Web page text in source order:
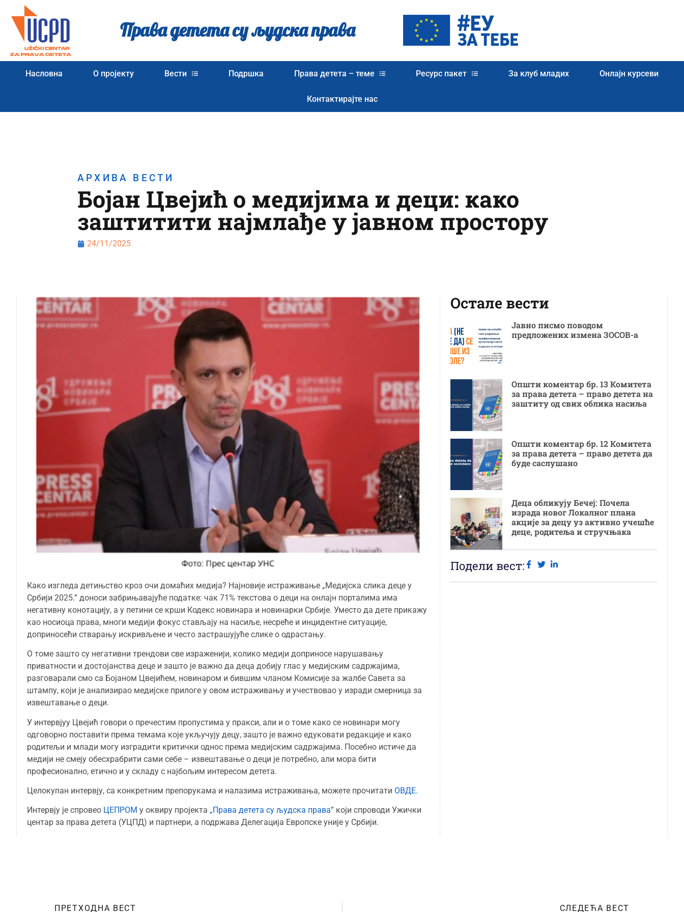
Права детета су људска права
Насловна О пројекту Вести Подршка Права детета – теме Ресурс пакет За клуб младих Онлајн курсеви
Контактирајте нас
АРХИВА ВЕСТИ
Бојан Цвејић о медијима и деци: како
заштитити најмлађе у јавном простору
24/11/2025
Како изгледа детињство кроз очи домаћих медија? Најновије истраживање „Медијска слика деце у
Србији 2025.” доноси забрињавајуће податке: чак 71% текстова о деци на онлајн порталима има
негативну конотацију, а у петини се крши Кодекс новинара и новинарки Србије. Уместо да дете прикажу
као носиоца права, многи медији фокус стављају на насиље, несреће и инцидентне ситуације,
доприносећи стварању искривљене и често застрашујуће слике о одрастању.
О томе зашто су негативни трендови све израженији, колико медији доприносе нарушавању
приватности и достојанства деце и зашто је важно да деца добију глас у медијским садржајима,
разговарали смо са Бојаном Цвејићем, новинаром и бившим чланом Комисије за жалбе Савета за
штампу, који је анализирао медијске прилоге у овом истраживању и учествовао у изради смерница за
извештавање о деци.
У интервјуу Цвејић говори о пречестим пропустима у пракси, али и о томе како се новинари могу
одговорно поставити према темама које укључују децу, зашто је важно едуковати редакције и како
родитељи и млади могу изградити критички однос према медијским садржајима. Посебно истиче да
медији не смеју обесхрабрити сами себе – извештавање о деци је потребно, али мора бити
професионално, етично и у складу с најбољим интересом детета.
Целокупан интервју, са конкретним препорукама и налазима истраживања, можете прочитати ОВДЕ.
Интервју је спровео ЦЕПРОМ у оквиру пројекта „Права детета су људска права” који спроводи Ужички
центар за права детета (УЦПД) и партнери, а подржава Делегација Европске уније у Србији.
Остале вести
Јавно писмо поводом
предложених измена ЗОСОВ-а
Општи коментар бр. 13 Комитета
за права детета – право детета на
заштиту од свих облика насиља
Општи коментар бр. 12 Комитета
за права детета – право детета да
буде саслушано
Деца обликују Бечеј: Почела
израда новог Локалног плана
акције за децу уз активно учешће
деце, родитеља и стручњака
Подели вест:
ПРЕТХОДНА ВЕСТ СЛЕДЕЋА ВЕСТ